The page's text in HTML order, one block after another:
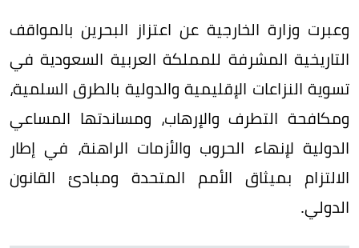
وعبرت وزارة الخارجية عن اعتزاز البحرين بالمواقف
التاريخية المشرفة للمملكة العربية السعودية في
تسوية النزاعات الإقليمية والدولية بالطرق السلمية،
ومكافحة التطرف والإرهاب، ومساندتها المساعي
الدولية لإنهاء الحروب والأزمات الراهنة، في إطار
الالتزام بميثاق الأمم المتحدة ومبادئ القانون
الدولي.